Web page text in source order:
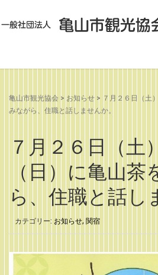
亀山市観光協会 > お知らせ > ７月２６日（土
みながら、住職と話しませんか。
７月２６日（土
（日）に亀山
ら、住職と話し
カテゴリー: お知らせ, 関宿